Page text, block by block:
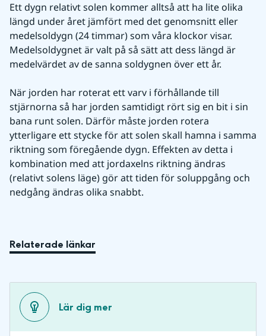
Ett dygn relativt solen kommer alltså att ha lite olika
längd under året jämfört med det genomsnitt eller
medelsoldygn (24 timmar) som våra klockor visar.
Medelsoldygnet är valt på så sätt att dess längd är
medelvärdet av de sanna soldygnen över ett år.
När jorden har roterat ett varv i förhållande till
stjärnorna så har jorden samtidigt rört sig en bit i sin
bana runt solen. Därför måste jorden rotera
ytterligare ett stycke för att solen skall hamna i samma
riktning som föregående dygn. Effekten av detta i
kombination med att jordaxelns riktning ändras
(relativt solens läge) gör att tiden för soluppgång och
nedgång ändras olika snabbt.
Relaterade länkar
Lär dig mer